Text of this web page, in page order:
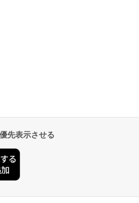
先表示させる